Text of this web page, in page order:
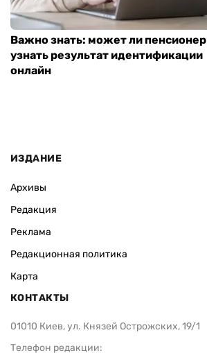
Важно знать: может ли пенсионер
узнать результат идентификации
онлайн
ИЗДАНИЕ
Архивы
Редакция
Реклама
Редакционная политика
Карта
КОНТАКТЫ
01010 Киев, ул. Князей Острожских, 19/1
Телефон редакции: